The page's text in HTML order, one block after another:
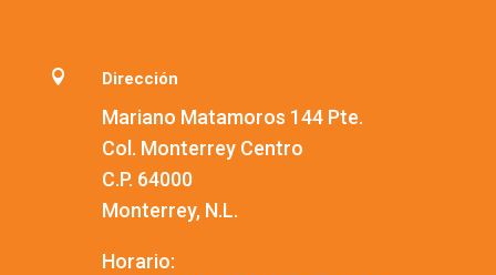
 Dirección
Mariano Matamoros 144 Pte.
Col. Monterrey Centro
C.P. 64000
Monterrey, N.L.
Horario: